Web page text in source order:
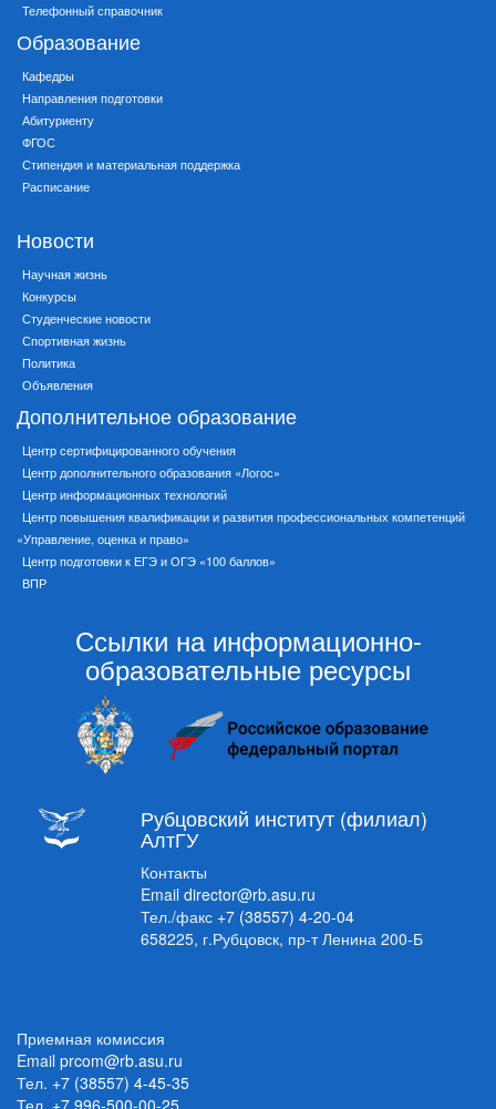
Телефонный справочник
Образование
Кафедры
Направления подготовки
Абитуриенту
ФГОС
Стипендия и материальная поддержка
Расписание
Новости
Научная жизнь
Конкурсы
Студенческие новости
Спортивная жизнь
Политика
Объявления
Дополнительное образование
Центр сертифицированного обучения
Центр дополнительного образования «Логос»
Центр информационных технологий
Центр повышения квалификации и развития профессиональных компетенций
«Управление, оценка и право»
Центр подготовки к ЕГЭ и ОГЭ «100 баллов»
ВПР
Ссылки на информационно-
образовательные ресурсы
Рубцовский институт (филиал)
АлтГУ
Контакты
Email director@rb.asu.ru
Тел./факс +7 (38557) 4-20-04
658225, г.Рубцовск, пр-т Ленина 200-Б
Приемная комиссия
Email prcom@rb.asu.ru
Тел. +7 (38557) 4-45-35
Тел. +7 996-500-00-25